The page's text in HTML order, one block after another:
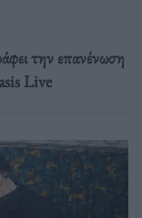
την επανένωση
Live